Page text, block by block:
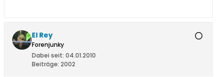
El Rey
Forenjunky
Dabei seit: 04.01.2010
Beiträge: 2002